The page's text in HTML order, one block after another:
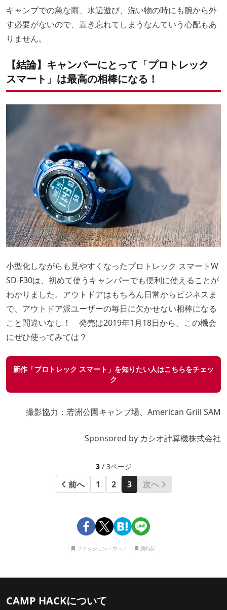
キャンプでの急な雨、水辺遊び、洗い物の時にも腕から外
す必要がないので、置き忘れてしまうなんていう心配もあ
りません。
【結論】キャンパーにとって「プロトレック
スマート」は最高の相棒になる！
小型化しながらも見やすくなったプロトレック スマートW
SD-F30は、初めて使うキャンパーでも便利に使えることが
わかりました。アウトドアはもちろん日常からビジネスま
で、アウトドア派ユーザーの毎日に欠かせない相棒になる
こと間違いなし！ 発売は2019年1月18日から。この機会
にぜひ使ってみては？
新作「プロトレック スマート」を知りたい人はこちらをチェッ
ク
撮影協力：若洲公園キャンプ場、American Grill SAM
Sponsored by カシオ計算機株式会社
3/ 3ページ
前へ 1 2 3 次へ
ファッション・ウェア 腕時計
CAMP HACKについて